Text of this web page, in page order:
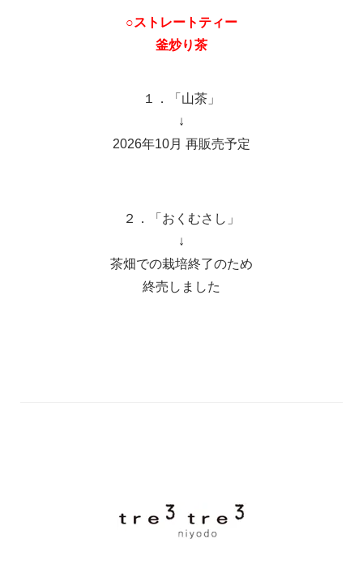
○ストレートティー
釜炒り茶
１．「山茶」
↓
2026年10月 再販売予定
２．「おくむさし」
↓
茶畑での栽培終了のため
終売しました